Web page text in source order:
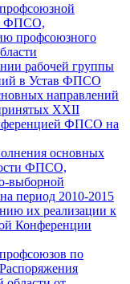
ФПСО,
профсоюзного
рабочей группы
в Устав ФПСО
направлений
XXII
ФПСО на
основных
ФПСО,
выборной
период 2010-2015
их реализации к
Конференции
по